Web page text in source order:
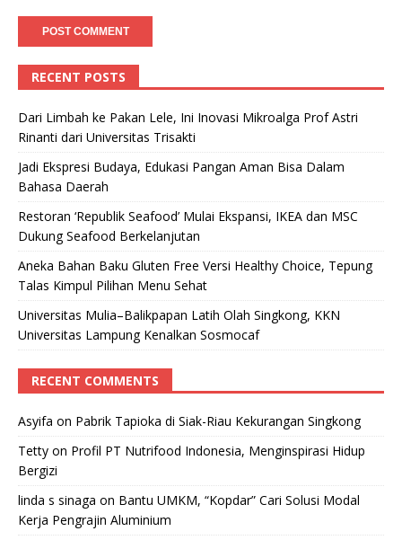
RECENT POSTS
Dari Limbah ke Pakan Lele, Ini Inovasi Mikroalga Prof Astri
Rinanti dari Universitas Trisakti
Jadi Ekspresi Budaya, Edukasi Pangan Aman Bisa Dalam
Bahasa Daerah
Restoran ‘Republik Seafood’ Mulai Ekspansi, IKEA dan MSC
Dukung Seafood Berkelanjutan
Aneka Bahan Baku Gluten Free Versi Healthy Choice, Tepung
Talas Kimpul Pilihan Menu Sehat
Universitas Mulia–Balikpapan Latih Olah Singkong, KKN
Universitas Lampung Kenalkan Sosmocaf
RECENT COMMENTS
Asyifa on Pabrik Tapioka di Siak-Riau Kekurangan Singkong
Tetty on Profil PT Nutrifood Indonesia, Menginspirasi Hidup
Bergizi
linda s sinaga on Bantu UMKM, “Kopdar” Cari Solusi Modal
Kerja Pengrajin Aluminium